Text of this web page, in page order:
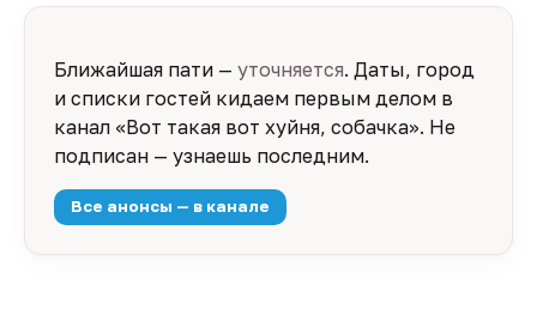
Ближайшая пати — уточняется. Даты, город
и списки гостей кидаем первым делом в
канал «Вот такая вот хуйня, собачка». Не
подписан — узнаешь последним.
Все анонсы — в канале